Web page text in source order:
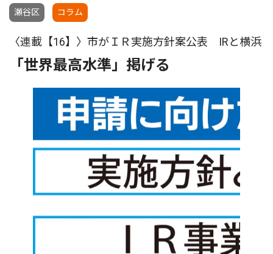
瀬谷区 コラム
〈連載【16】〉市がＩＲ実施方針案公表 IRと横浜
「世界最高水準」掲げる